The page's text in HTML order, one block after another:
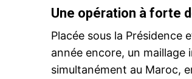
Une opération à forte
Placée sous la Présidence
année encore, un maillage
simultanément au Maroc,